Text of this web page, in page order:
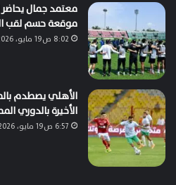
معتمد جمال يحاضر
موقعة حسم لقب
8:02 ص19 مايو، 2026
الأهلي يصطدم
الأخيرة بالدوري
6:57 ص19 مايو، 2026